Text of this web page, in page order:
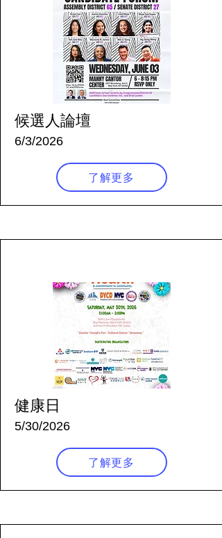
候選人論壇
6/3/2026
了解更多
健康日
5/30/2026
了解更多